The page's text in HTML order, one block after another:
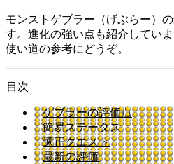
モンストゲブラー（げぶらー）
す。進化の強い点も紹介してい
使い道の参考にどうぞ。
目次
ゲブラーの評価点
簡易ステータス
適正クエスト
最新の評価